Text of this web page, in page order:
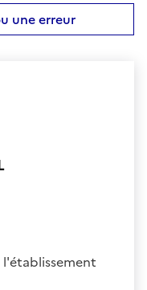
une erreur